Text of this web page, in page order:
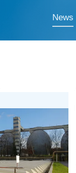
News